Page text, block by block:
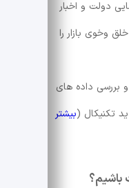
دولت و اخبار
وخوی بازار را
و بررسی داده های
تکنیکال (بیشتر
باشیم؟